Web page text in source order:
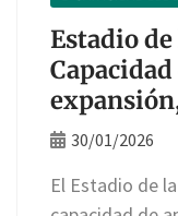
Estadio
30/01/2026
El Estadio de